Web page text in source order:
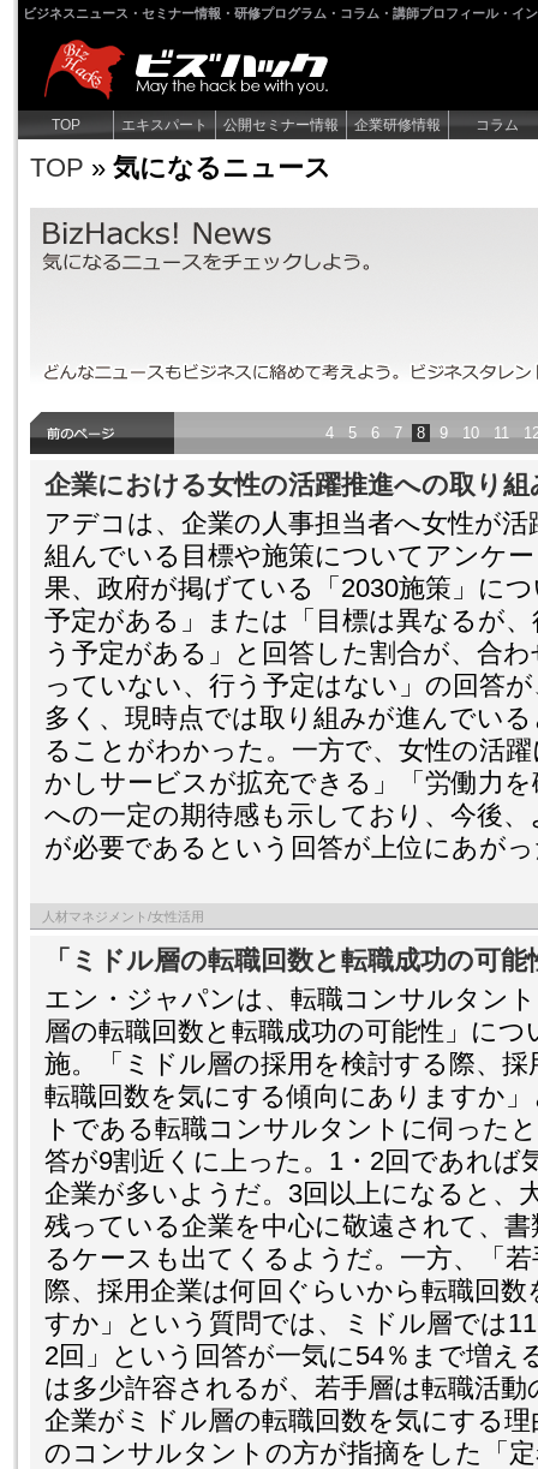
ビジネスニュース・セミナー情報・研修プログラム・コラム・講師プロフィール・イ
TOP エキスパート 公開セミナー情報 企業研修情報 コラム
TOP » 気になるニュース
気になるニュース
気になるニュースをチェックしよう。どんなニュースもビジネス
なろう！
4 5 6 7 8 9 10 11
企業における女性の活躍推進への取り組
アデコは、企業の人事担当者へ女性が
組んでいる目標や施策についてアンケ
果、政府が掲げている「2030施策」に
予定がある」または「目標は異なるが
う予定がある」と回答した割合が、合
っていない、行う予定はない」の回答
多く、現時点では取り組みが進んでい
ることがわかった。一方で、女性の活
かしサービスが拡充できる」「労働力
への一定の期待感も示しており、今後
が必要であるという回答が上位にあが
人材マネジメント/女性活用
「ミドル層の転職回数と転職成功の可
エン・ジャパンは、転職コンサルタン
層の転職回数と転職成功の可能性」に
施。「ミドル層の採用を検討する際、
転職回数を気にする傾向にありますか
トである転職コンサルタントに伺った
答が9割近くに上った。1・2回であれば
企業が多いようだ。3回以上になると、
残っている企業を中心に敬遠されて、
るケースも出てくるようだ。一方、「
際、採用企業は何回ぐらいから転職回
すか」という質問では、ミドル層では
2回」という回答が一気に54％まで増え
は多少許容されるが、若手層は転職活
企業がミドル層の転職回数を気にする
のコンサルタントの方が指摘をした「